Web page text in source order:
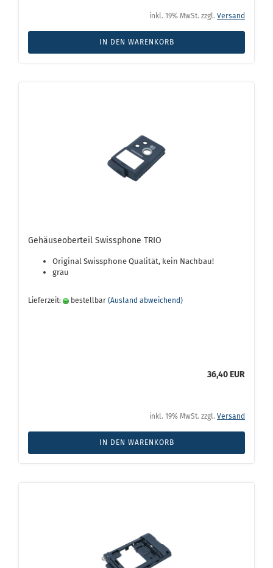
inkl. 19% MwSt. zzgl. Versand
IN DEN WARENKORB
Gehäuseoberteil Swissphone TRIO
Original Swissphone Qualität, kein Nachbau!
grau
Lieferzeit: bestellbar (Ausland abweichend)
36,40 EUR
inkl. 19% MwSt. zzgl. Versand
IN DEN WARENKORB